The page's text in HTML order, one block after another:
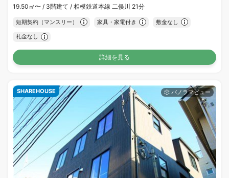
19.50㎡〜 / 3階建て / 相模鉄道本線 二俣川 21分
短期契約（マンスリー） 家具・家電付き 敷金なし
礼金なし
詳細を見る
SHAREHOUSE